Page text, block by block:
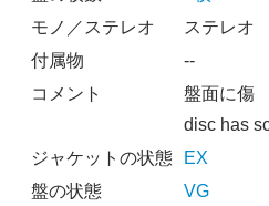
モノ／ステレオ
ステレオ
付属物
--
コメント
盤面に傷
disc has
ジャケットの状態
EX
盤の状態
VG